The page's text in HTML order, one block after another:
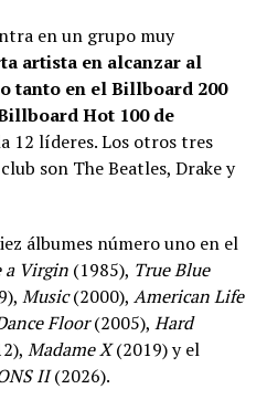
en un grupo muy
artista en alcanzar al
tanto en el Billboard 200
Hot 100 de
12 líderes. Los otros tres
son The Beatles, Drake y
álbumes número uno en el
a Virgin (1985), True Blue
Music(2000), American Life
Floor(2005), Hard
Madame X(2019) y el
II(2026).